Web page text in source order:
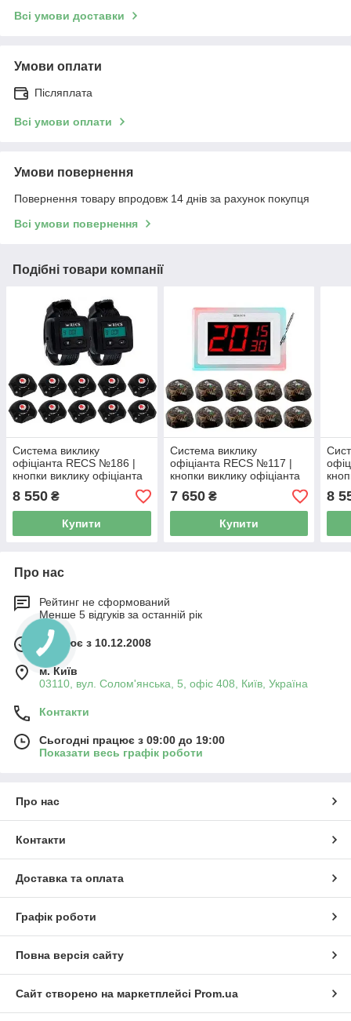
Всі умови доставки
Умови оплати
Післяплата
Всі умови оплати
Умови повернення
Повернення товару впродовж 14 днів за рахунок покупця
Всі умови повернення
Подібні товари компанії
Система виклику
офіціанта RECS №186 |
кнопки виклику офіціанта
10 шт + 2 пейджера
офіціанта
8 550 ₴
Купити
Система виклику
офіціанта RECS №117 |
кнопки виклику офіціанта
10 шт + приймач дзвінки
на 3 номери
7 650₴
Купити
10
8
Про нас
Рейтинг не сформований
Менше 5 відгуків за останній рік
Працює з 10.12.2008
м. Київ
03110, вул. Солом'янська, 5, офіс 408, Київ, Україна
Контакти
Сьогодні працює з 09:00 до 19:00
Показати весь графік роботи
Про нас
Контакти
Доставка та оплата
Графік роботи
Повна версія сайту
Сайт створено на маркетплейсі Prom.ua